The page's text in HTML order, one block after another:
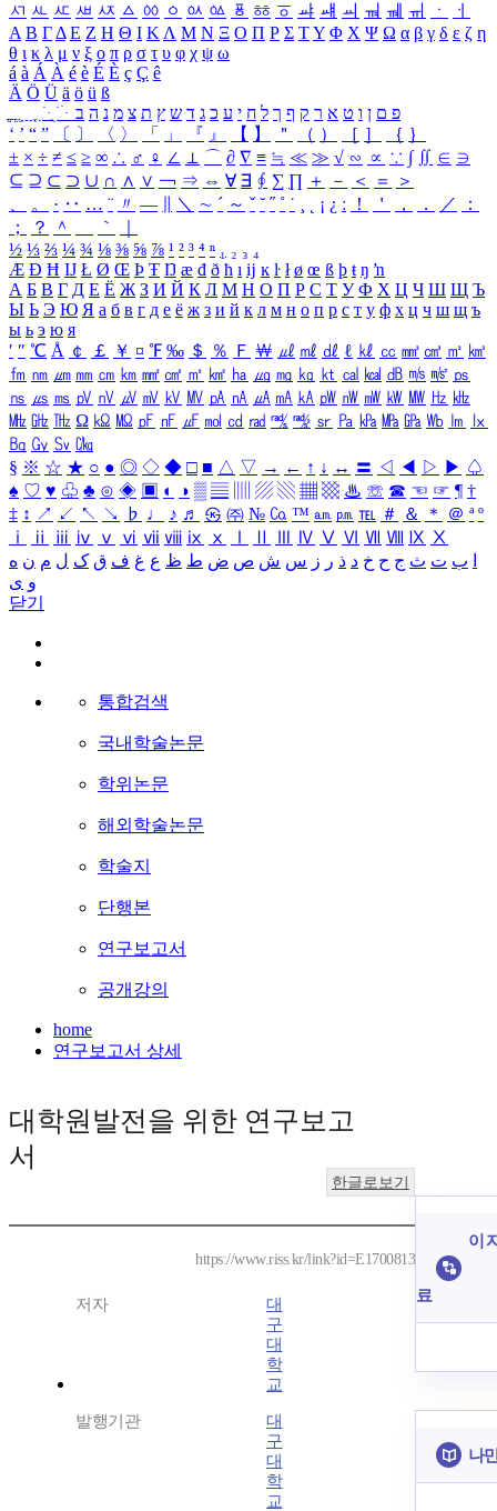
ㅺ ㅻ ㅼ ㅽ ㅾ ㅿ ㆀ ㆁ ㆂ ㆃ ㆄ ㆅ ㆆ ㆇ ㆈ ㆉ ㆊ ㆋ ㆌ ㆍ
ㆎ
Α Β ΓΔ Ε Ζ Η Θ Ι ΚΛ Μ Ν Ξ Ο Π Ρ Σ ΤΥ Φ Χ Ψ Ω α β γ δ ε ζ η
θ ι κ λ μ ν ξ ο π ρ σ τ υ φ χ ψ ω
á à Á À é è É È ç Ç ê
Ä Ö Ü ä ö ü ß
ִֶֹ ֻּ ׁׂ פ ם ן ו ט א ר ק ף ך ל ח י ע כ ג ד ש ץ ת צ מ נ ה ב
‘ ’ “ ” 〔 〕 〈 〉 「 」 『 』 【 】 ＂ （ ） ［ ］ ｛ ｝
± × ÷ ≠ ≤ ≥ ∞ ∴ ♂ ♀ ∠ ⊥ ⌒ ∂ ∇ ≡ ≒ ≪ ≫ √ ∽ ∝ ∵ ∫ ∬ ∈ ∋
⊆ ⊇ ⊂ ⊃ ∪ ∩ ∧ ∨ ￢ ⇒ ⇔ ∀ ∃ ∮ ∑ ∏ ＋ － ＜ ＝
＞
、
。 · ‥ … ¨ 〃 ― ＼ ∼ ´ ～ ˇ ˘ ˝ ˚ ˙ ¸ ¡ ¿ ː ！ ＇ ， ． ／
：
；
？ ＾ ｀
½ ⅓ ⅔ ¼ ¾ ⅛ ⅜ ⅝ ⅞ ¹ ² ³ ⁴ ⁿ ₁ ₂ ₃ ₄
Æ Ð Ħ Ĳ Ł Ø Œ Þ Ŧ Ŋ æ đ ð ħ ı ĳ ĸ ŀ ł ø œ ß þ ŧ ŋ ŉ
А Б В Г Д Е Ё Ж З И Й К Л М Н О П Р С Т У Ф Х Ц Ч Ш Щ Ъ
Ы Ь Э Ю Я а б в г д е ё ж з и й к л м н о п р с т у ф х ц ч ш щ ъ
ы ь э ю я
′ ″ ℃ Å ￠ ￡ ￥ ¤ ℉ ‰ ＄ ％ Ｆ ￦ ㎕ ㎖ ㎗ ℓ ㎘ ㏄ ㎣ ㎤ ㎥ ㎦
㎙ ㎚ ㎛ ㎜ ㎝ ㎞ ㎟ ㎠ ㎡ ㎢ ㏊ ㎍ ㎎ ㎏ ㏏ ㎈ ㎉ ㏈ ㎧ ㎨ ㎰
㎱ ㎲ ㎳ ㎴ ㎵ ㎶ ㎷ ㎸ ㎹ ㎀ ㎁ ㎂ ㎃ ㎄ ㎺ ㎻ ㎽ ㎾ ㎿ ㎐ ㎑
㎒ ㎓ ㎔ Ω ㏀ ㏁ ㎊ ㎋ ㎌ ㏖ ㏅ ㎭ ㎮ ㎯ ㏛ ㎩ ㎪ ㎫ ㎬ ㏝ ㏐
㏓
㏃ ㏉ ㏜ ㏆
§ ※ ☆ ★ ○ ● ◎ ◇ ◆ □ ■ △ ▽ → ← ↑ ↓ ↔ 〓 ◁ ◀ ▷ ▶ ♤
♠ ♡ ♥ ♧ ♣ ⊙ ◈ ▣ ◐ ◑ ▒ ▤ ▨ ▧ ▦ ▩ ♨ ☏ ☎ ☜ ☞ ¶ †
‡ ↕ ↗ ↙ ↖ ↘ ♭ ♩ ♪ ♬ ㉿ ㈜ № ㏇ ™ ㏂ ㏘ ℡ ＃ ＆ ＊ ＠ ª º
ⅰ
ⅱ ⅲ ⅳ ⅴ ⅵ ⅶ ⅷ ⅸ ⅹ Ⅳ Ⅴ Ⅵ Ⅶ Ⅷ Ⅸ Ⅹ
ب ت ث ج ح خ د ذ ر ز س ش ص ض ط ظ ع غ ف ق ک ل م ن ه
و ی
닫기
통합검색
국내학술논문
학위논문
해외학술논문
학술지
단행본
연구보고서
공개강의
home
연구보고서 상세
대학원발전을 위한 연구보고
서
한글로보기
https://www.riss.kr/link?id=E1700813
저자
대
구
대
학
교
발행기관
대
구
대
학
교
이
료
나